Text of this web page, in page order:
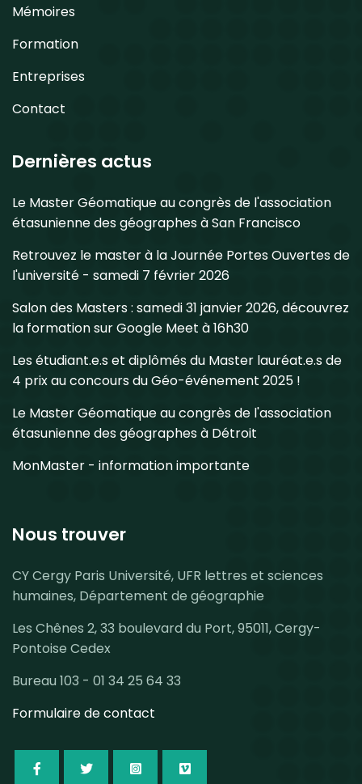
Mémoires
Formation
Entreprises
Contact
Dernières actus
Le Master Géomatique au congrès de l'association
étasunienne des géographes à San Francisco
Retrouvez le master à la Journée Portes Ouvertes de
l'université - samedi 7 février 2026
Salon des Masters : samedi 31 janvier 2026, découvrez
la formation sur Google Meet à 16h30
Les étudiant.e.s et diplômés du Master lauréat.e.s de
4 prix au concours du Géo-événement 2025 !
Le Master Géomatique au congrès de l'association
étasunienne des géographes à Détroit
MonMaster - information importante
Nous trouver
CY Cergy Paris Université, UFR lettres et sciences
humaines, Département de géographie
Les Chênes 2, 33 boulevard du Port, 95011, Cergy-
Pontoise Cedex
Bureau 103 - 01 34 25 64 33
Formulaire de contact